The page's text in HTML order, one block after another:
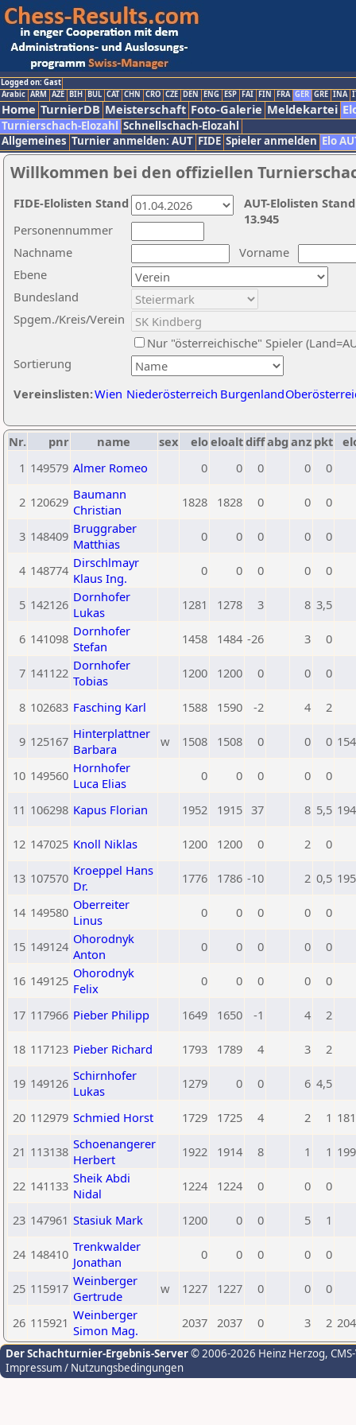
Logged on: Gast
Arabic ARM AZE BIH BUL CAT CHN CRO CZE DEN ENG ESP FAI FIN FRA GER GRE INA
Home TurnierDB Meisterschaft Foto-Galerie Meldekartei
Turnierschach-Elozahl Schnellschach-Elozahl
Allgemeines Turnier anmelden: AUT FIDE Spieler anmelden Elo
Willkommen bei den offiziellen
Nachname
Vorname
Ebene
Sortierung
Personennummer
Bundesland
Spgem./Kreis/Verein
Nur "österreichische" Spieler
Vereinslisten:Wien Niederösterreich Burgenland
AUT-Elolisten
13.945
FIDE-Elolisten Stand
Nr. pnr name sex eloeloaltdiffabg anz pkt
1 149579 Almer Romeo 0 0 0 0 0
2 120629 Baumann
Christian
1828 1828 0 0 0
3 148409 Bruggraber
Matthias
0 0 0 0 0
4 148774 Dirschlmayr
Klaus Ing.
0 0 0 0 0
5 142126 Dornhofer
Lukas
1281 1278 3 8 3,5
6 141098 Dornhofer
Stefan
1458 1484 -26 3 0
7 141122 Dornhofer
Tobias
1200 1200 0 0 0
8 102683 Fasching Karl 1588 1590 -2 4 2
9 125167 Hinterplattner
Barbara
w 1508 1508 0 0 0
10 149560 Hornhofer
Luca Elias
0 0 0 0 0
11 106298 Kapus Florian 1952 1915 37 8 5,5
12 147025 Knoll Niklas 1200 1200 0 2 0
13 107570 Kroeppel Hans
Dr.
1776 1786 -10 2 0,5
14 149580 Oberreiter
Linus
0 0 0 0 0
15 149124 Ohorodnyk
Anton
0 0 0 0 0
16 149125 Ohorodnyk
Felix
0 0 0 0 0
17 117966 Pieber Philipp 1649 1650 -1 4 2
18 117123 Pieber Richard 1793 1789 4 3 2
19 149126 Schirnhofer
Lukas
1279 0 0 6 4,5
20 112979 Schmied Horst 1729 1725 4 2 1
21 113138 Schoenangerer
Herbert
1922 1914 8 1 1
22 141133 Sheik Abdi
Nidal
1224 1224 0 0 0
23 147961 Stasiuk Mark 1200 0 0 5 1
24 148410 Trenkwalder
Jonathan
0 0 0 0 0
25 115917 Weinberger
Gertrude
w 1227 1227 0 0 0
26 115921 Weinberger
Simon Mag.
2037 2037 0 3 2
Der Schachturnier-Ergebnis-Server© 2006-2026 Heinz Herzog,
Impressum / Nutzungsbedingungen